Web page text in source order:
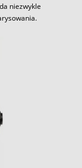
niezwykle